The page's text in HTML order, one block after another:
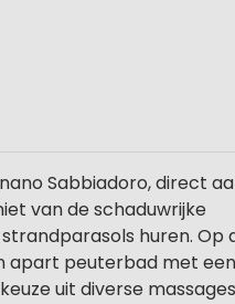
Sabbiadoro, direct
van de schaduwrijke
huren. Op
apart peuterbad met
uit diverse